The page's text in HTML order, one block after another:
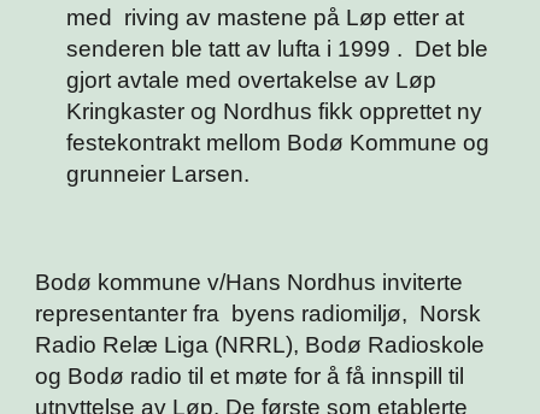
med riving av mastene på Løp etter at
senderen ble tatt av lufta i 1999 . Det ble
gjort avtale med overtakelse av Løp
Kringkaster og Nordhus fikk opprettet ny
festekontrakt mellom Bodø Kommune og
grunneier Larsen.
Bodø kommune v/Hans Nordhus inviterte
representanter fra byens radiomiljø, Norsk
Radio Relæ Liga (NRRL), Bodø Radioskole
og Bodø radio til et møte for å få innspill til
utnyttelse av Løp. De første som etablerte